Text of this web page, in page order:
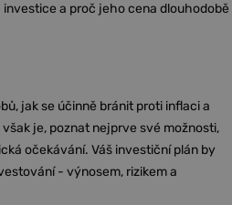
a proč jeho cena dlouhodobě
jak se účinně bránit proti inflaci a
je, poznat nejprve své možnosti,
očekávání. Váš investiční plán by
- výnosem, rizikem a